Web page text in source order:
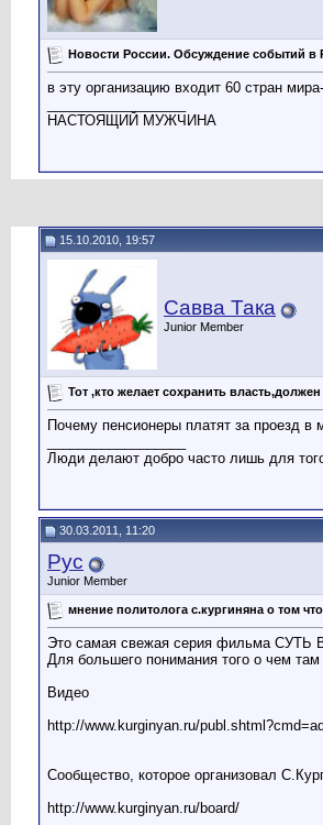
Новости России. Обсуждение событий в
в эту организацию входит 60 стран
НАСТОЯЩИЙ МУЖЧИНА
15.10.2010, 19:57
Савва Така
Junior Member
Тот ,кто желает сохранить
Почему пенсионеры платят за проезд
Люди делают добро часто лишь для
30.03.2011, 11:20
Рус
Junior Member
мнение политолога с.кургиняна о том
Это самая свежая серия фильма
Для большего понимания того о чем
Видео
http://www.kurginyan.ru/
Сообщество, которое организовал
http://www.kurginyan.ru/board/